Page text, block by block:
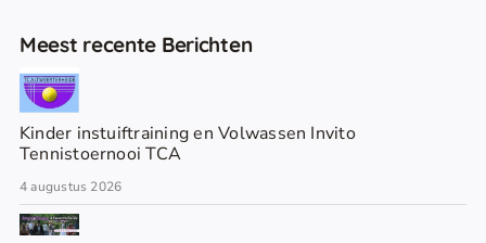
Meest recente Berichten
Kinder instuiftraining en Volwassen Invito
Tennistoernooi TCA
4 augustus 2026